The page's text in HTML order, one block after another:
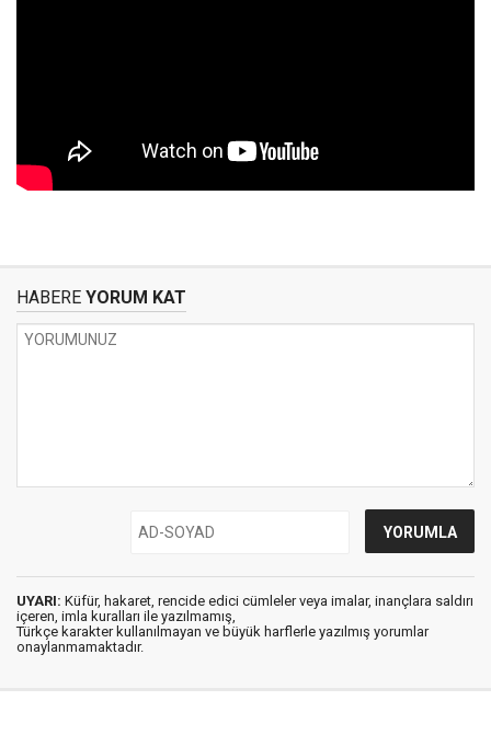
HABERE YORUM KAT
UYARI: Küfür, hakaret, rencide edici cümleler veya imalar, inançlara saldırı
içeren, imla kuralları ile yazılmamış,
Türkçe karakter kullanılmayan ve büyük harflerle yazılmış yorumlar
onaylanmamaktadır.